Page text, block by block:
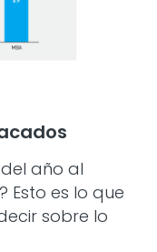
año al
? Esto es lo que
sobre lo